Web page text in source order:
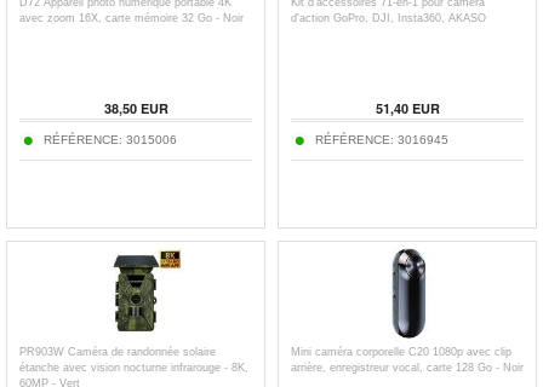
D72 Appareil photo numérique portable 4K
avec zoom 16X, carte mémoire 32 Go - Noir
38,50EUR
RÉFÉRENCE: 3015006
Kit d'accessoires 71-en-1 pour caméra
d'action GoPro, DJI, Insta360, AKASO
51,40EUR
RÉFÉRENCE: 3016945
PR903W Caméra de randonnée solaire
étanche avec vision nocturne infrarouge - 8K,
60MP - Vert
Mini caméra corporelle C20 1080p avec clip
arrière, enregistreur vocal, carte 128 Go - Noir